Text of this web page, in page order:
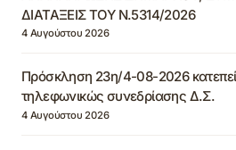
ΔΙΑΤΑΞΕΙΣ ΤΟΥ Ν.5314/2026
4 Αυγούστου 2026
Πρόσκληση 23η/4-08-2026
τηλεφωνικώς συνεδρίασης Δ.Σ.
4 Αυγούστου 2026